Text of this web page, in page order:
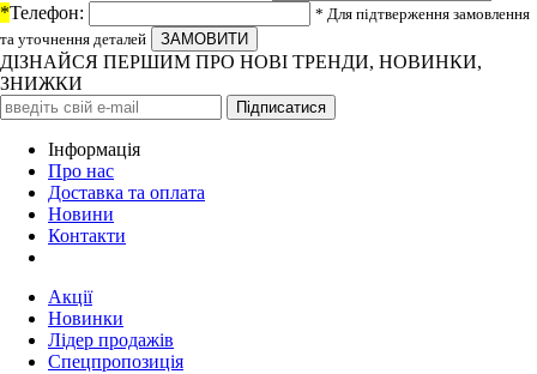
*Телефон:
* Для підтверження замовлення
та уточнення деталей
ДІЗНАЙСЯ ПЕРШИМ ПРО НОВІ ТРЕНДИ, НОВИНКИ,
ЗНИЖКИ
Iнформація
Про нас
Доставка та оплата
Новини
Контакти
Акції
Новинки
Лідер продажів
Спецпропозиція